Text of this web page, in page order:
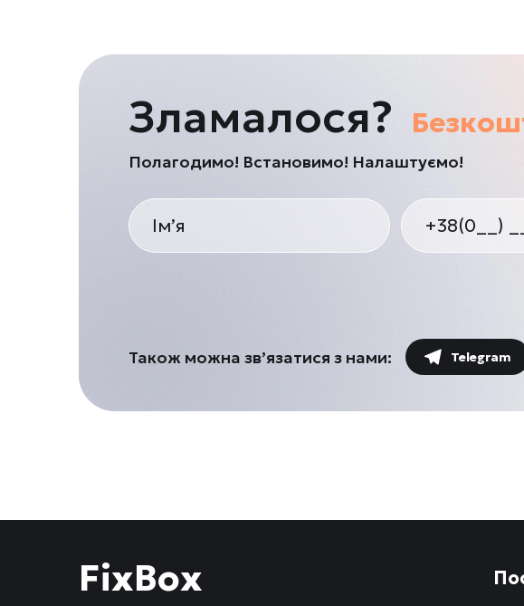
Зламалося?
Полагодимо! Встановимо! Налаштуємо!
Також можна зв’язатися з нами: Telegram
FixBox